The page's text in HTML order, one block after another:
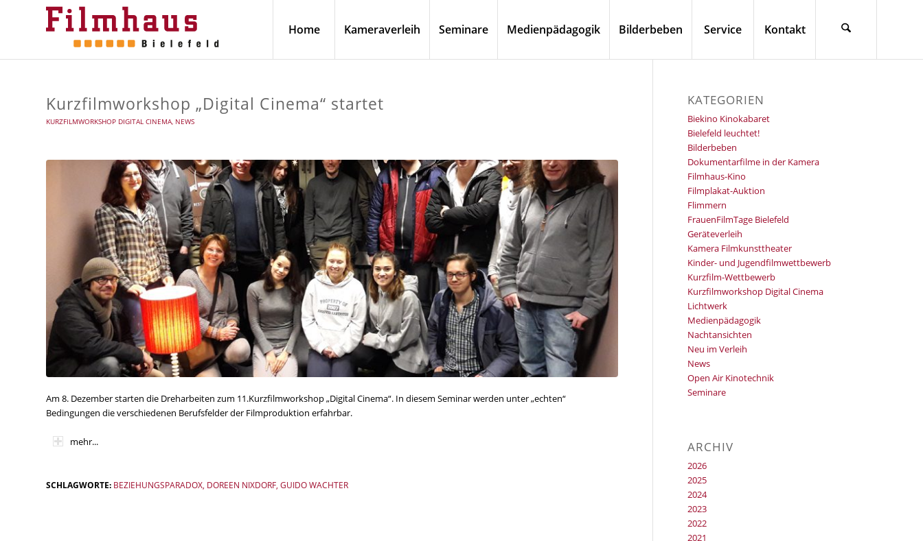
Home Kameraverleih Seminare Medienpädagogik Bilderbeben Service Kontakt
Kurzfilmworkshop „Digital Cinema“ startet
KURZFILMWORKSHOP DIGITAL CINEMA, NEWS
Am 8. Dezember starten die Dreharbeiten zum 11.Kurzfilmworkshop „Digital Cinema“. In diesem Seminar werden unter „echten“
Bedingungen die verschiedenen Berufsfelder der Filmproduktion erfahrbar.
mehr...
SCHLAGWORTE: BEZIEHUNGSPARADOX DOREEN NIXDORF GUIDO WACHTER
KATEGORIEN
Biekino Kinokabaret
Bielefeld leuchtet!
Bilderbeben
Dokumentarfilme in der Kamera
Filmhaus-Kino
Filmplakat-Auktion
Flimmern
FrauenFilmTage Bielefeld
Geräteverleih
Kamera Filmkunsttheater
Kinder- und Jugendfilmwettbewerb
Kurzfilm-Wettbewerb
Kurzfilmworkshop Digital Cinema
Lichtwerk
Medienpädagogik
Nachtansichten
Neu im Verleih
News
Open Air Kinotechnik
Seminare
ARCHIV
2026
2025
2024
2023
2022
2021